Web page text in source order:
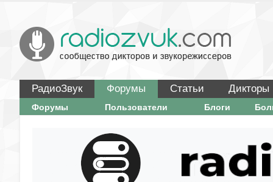
РадиоЗвук Форумы Статьи Дикторы
Форумы Пользователи Блоги